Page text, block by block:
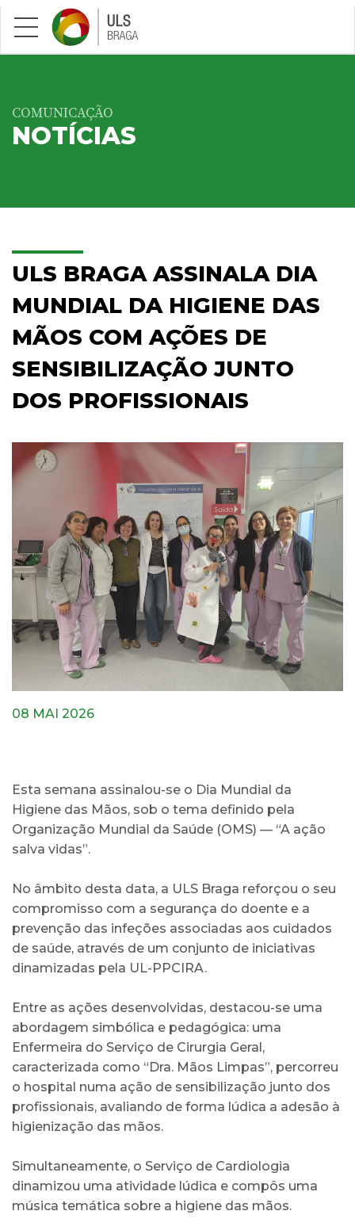
Saltar para conteúdo principal
COMUNICAÇÃO
NOTÍCIAS
ULS BRAGA ASSINALA DIA
MUNDIAL DA HIGIENE DAS
MÃOS COM AÇÕES DE
SENSIBILIZAÇÃO JUNTO
DOS PROFISSIONAIS
08 MAI 2026
Esta semana assinalou-se o Dia Mundial da
Higiene das Mãos, sob o tema definido pela
Organização Mundial da Saúde (OMS) — “A ação
salva vidas”.
No âmbito desta data, a ULS Braga reforçou o seu
compromisso com a segurança do doente e a
prevenção das infeções associadas aos cuidados
de saúde, através de um conjunto de iniciativas
dinamizadas pela UL-PPCIRA.
Entre as ações desenvolvidas, destacou-se uma
abordagem simbólica e pedagógica: uma
Enfermeira do Serviço de Cirurgia Geral,
caracterizada como “Dra. Mãos Limpas”, percorreu
o hospital numa ação de sensibilização junto dos
profissionais, avaliando de forma lúdica a adesão à
higienização das mãos.
Simultaneamente, o Serviço de Cardiologia
dinamizou uma atividade lúdica e compôs uma
música temática sobre a higiene das mãos.